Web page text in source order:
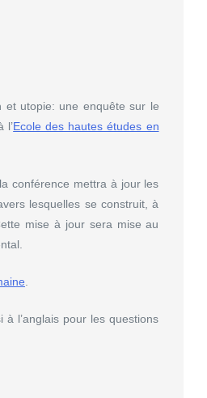
utopie: une enquête sur le
l’Ecole des hautes études en
conférence mettra à jour les
lesquelles se construit, à
mise à jour sera mise au
l’anglais pour les questions